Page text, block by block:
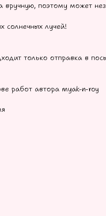
поэтому может
солнечных лучей!
только отправка в
работ автора myak-n-roy